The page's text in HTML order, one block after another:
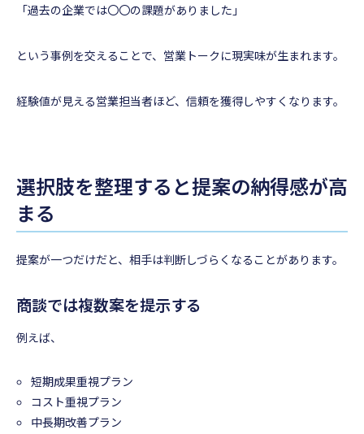
「過去の企業では〇〇の課題がありました」
という事例を交えることで、営業トークに現実味が生まれます。
経験値が見える営業担当者ほど、信頼を獲得しやすくなります。
選択肢を整理すると提案の納得感が高
まる
提案が一つだけだと、相手は判断しづらくなることがあります。
商談では複数案を提示する
例えば、
短期成果重視プラン
コスト重視プラン
中長期改善プラン